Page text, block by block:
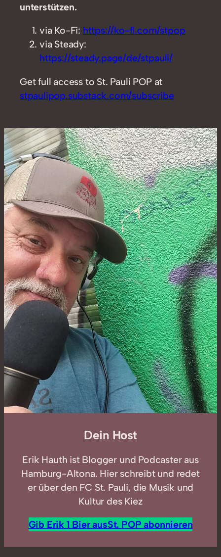
unterstützen.
via Ko-Fi: https://ko-fi.com/stpop
via Steady:
https://steady.page/de/stpauli/
Get full access to St. Pauli POP at
stpaulipop.substack.com/subscribe
Dein Host
Erik Hauth ist Blogger und Podcaster aus
Hamburg-Altona. Hier schreibt und redet
er über den FC St. Pauli, die Musik und
Kultur des Kiez
Gib Erik 1 Bier ausSt. POP abonnieren